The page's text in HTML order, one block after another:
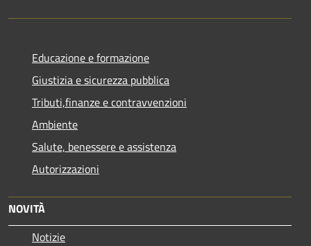
Educazione e formazione
Giustizia e sicurezza pubblica
Tributi,finanze e contravvenzioni
Ambiente
Salute, benessere e assistenza
Autorizzazioni
NOVITÀ
Notizie